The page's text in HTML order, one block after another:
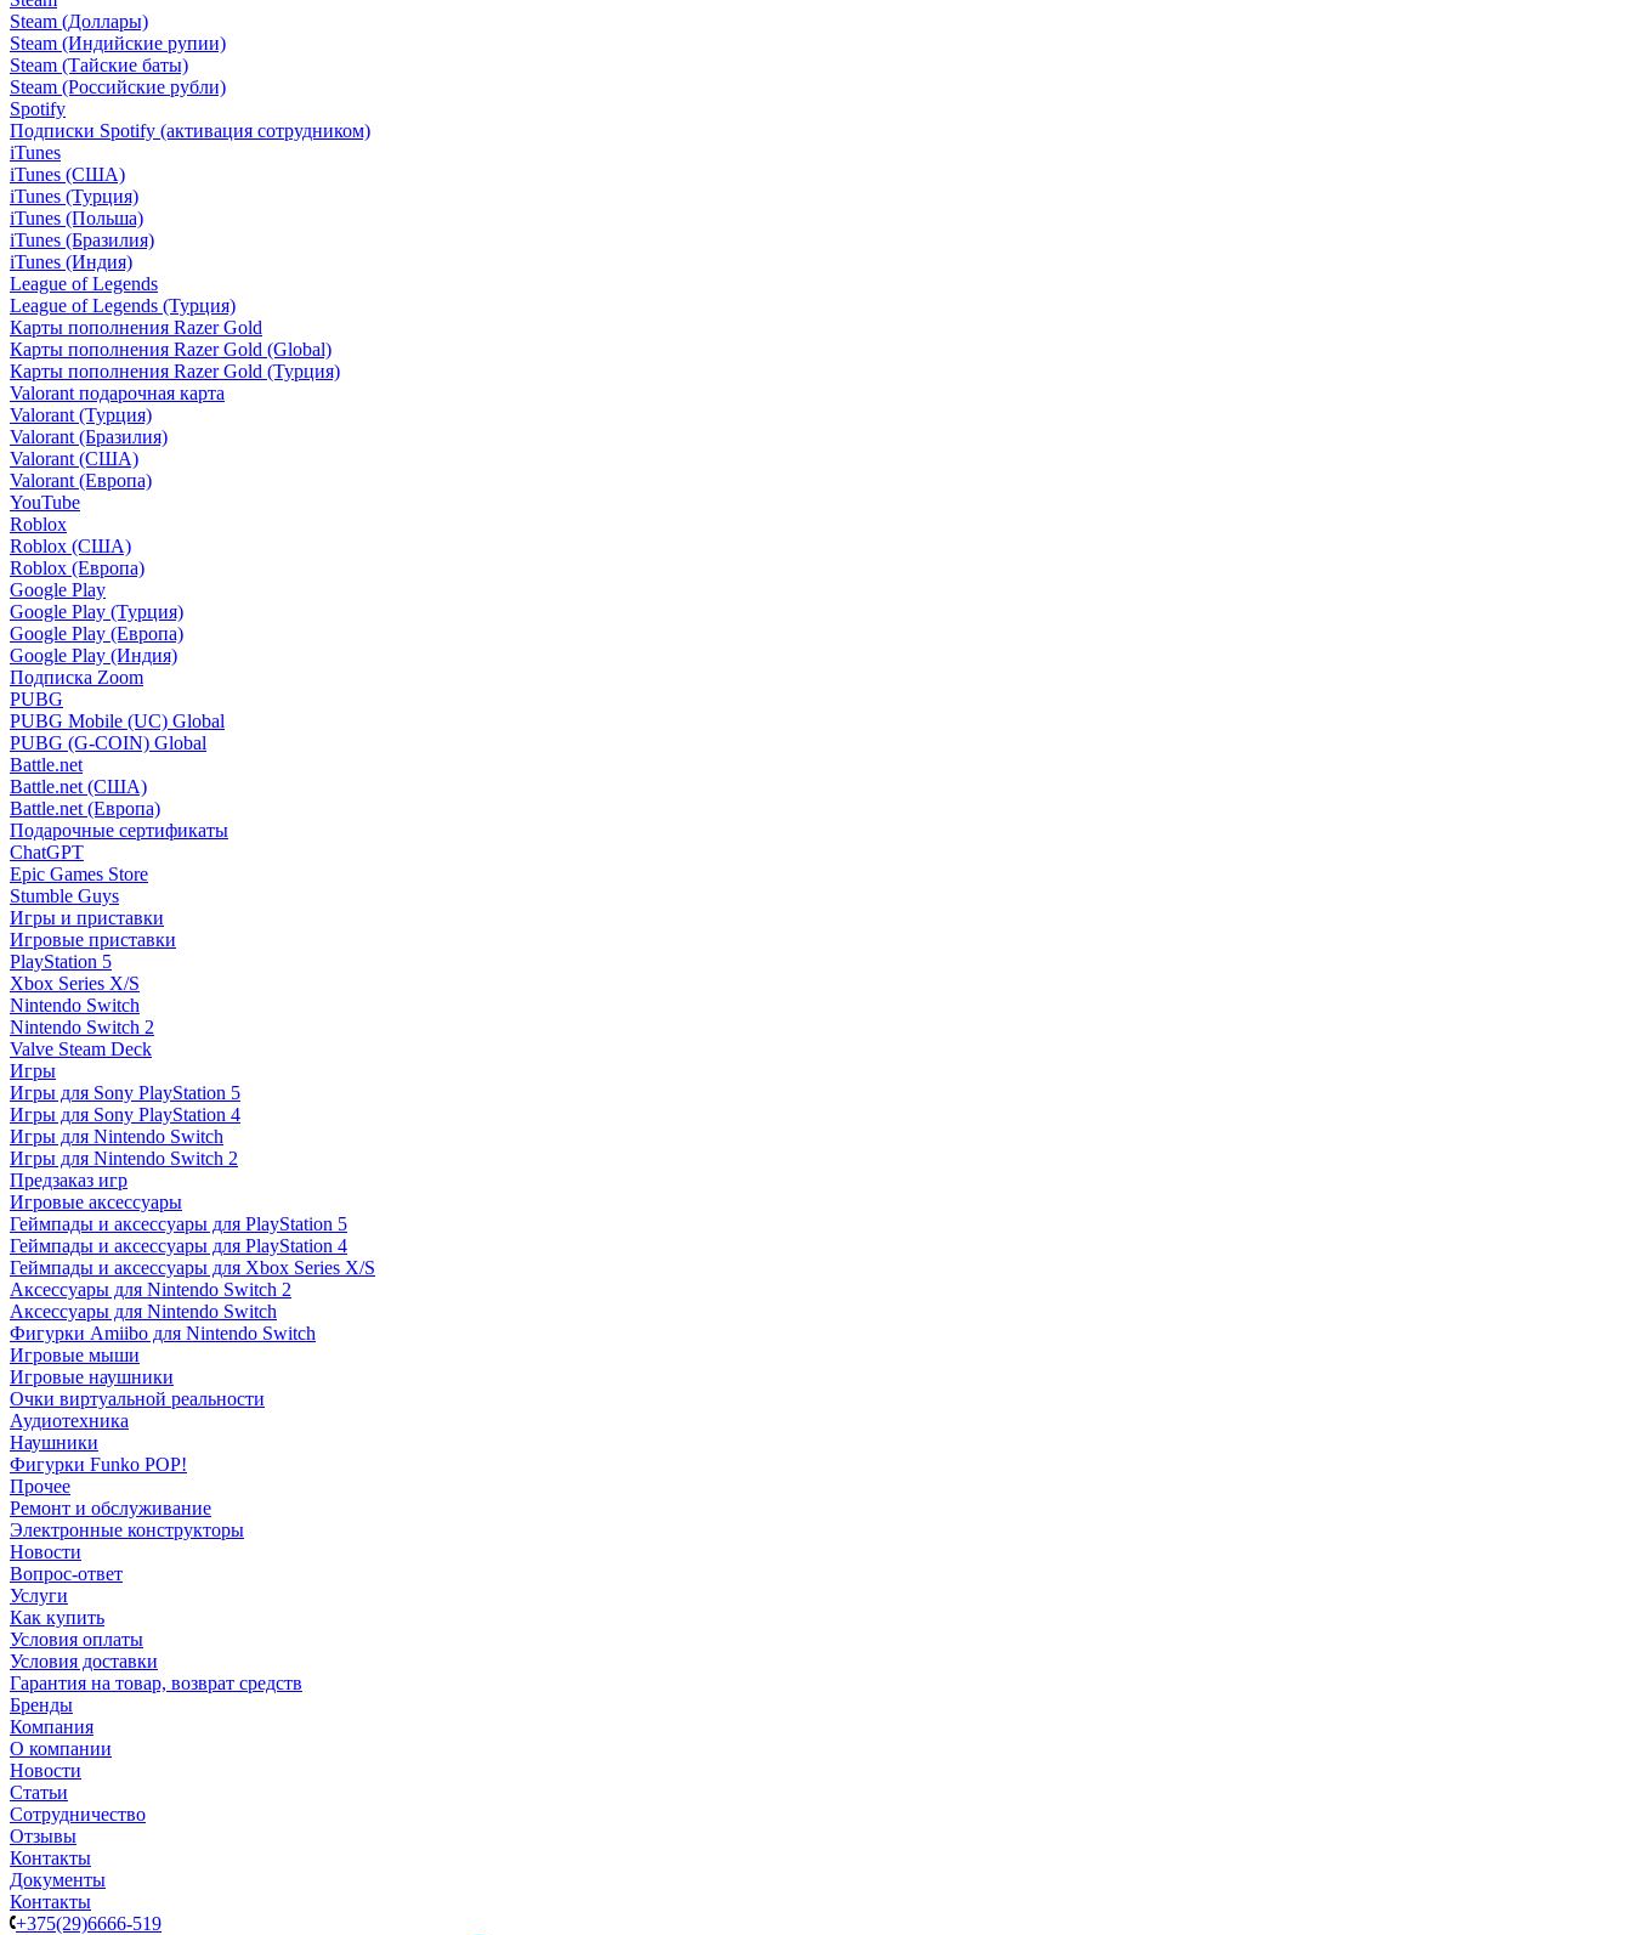
Steam (Доллары)
Steam (Индийские рупии)
Steam (Тайские баты)
Steam (Российские рубли)
Spotify
Подписки Spotify (активация сотрудником)
iTunes
iTunes (США)
iTunes (Турция)
iTunes (Польша)
iTunes (Бразилия)
iTunes (Индия)
League of Legends
League of Legends (Турция)
Карты пополнения Razer Gold
Карты пополнения Razer Gold (Global)
Карты пополнения Razer Gold (Турция)
Valorant подарочная карта
Valorant (Турция)
Valorant (Бразилия)
Valorant (США)
Valorant (Европа)
YouTube
Roblox
Roblox (США)
Roblox (Европа)
Google Play
Google Play (Турция)
Google Play (Европа)
Google Play (Индия)
Подписка Zoom
PUBG
PUBG Mobile (UC) Global
PUBG (G-COIN) Global
Battle.net
Battle.net (США)
Battle.net (Европа)
Подарочные сертификаты
ChatGPT
Epic Games Store
Stumble Guys
Игры и приставки
Игровые приставки
PlayStation 5
Xbox Series X/S
Nintendo Switch
Nintendo Switch 2
Valve Steam Deck
Игры
Игры для Sony PlayStation 5
Игры для Sony PlayStation 4
Игры для Nintendo Switch
Игры для Nintendo Switch 2
Предзаказ игр
Игровые аксессуары
Геймпады и аксессуары для PlayStation 5
Геймпады и аксессуары для PlayStation 4
Геймпады и аксессуары для Xbox Series X/S
Аксессуары для Nintendo Switch 2
Аксессуары для Nintendo Switch
Фигурки Amiibo для Nintendo Switch
Игровые мыши
Игровые наушники
Очки виртуальной реальности
Аудиотехника
Наушники
Фигурки Funko POP!
Прочее
Ремонт и обслуживание
Электронные конструкторы
Новости
Вопрос-ответ
Услуги
Как купить
Условия оплаты
Условия доставки
Гарантия на товар, возврат средств
Бренды
Компания
О компании
Новости
Статьи
Сотрудничество
Отзывы
Контакты
Документы
Контакты
+375(29)6666-519